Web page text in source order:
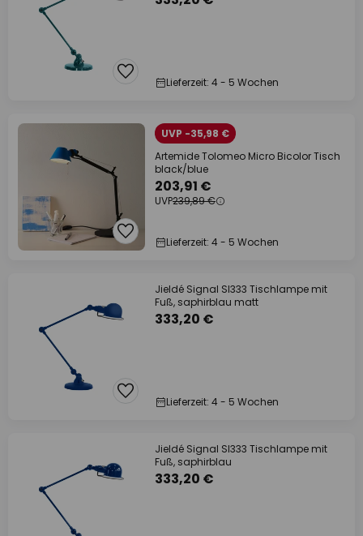
Lieferzeit: 4 - 5 Wochen
UVP -35,98 €
Artemide Tolomeo Micro Bicolor Tisch
black/blue
203,91 €
UVP239,89 €
Lieferzeit: 4 - 5 Wochen
Jieldé Signal SI333 Tischlampe mit
Fuß, saphirblau matt
333,20 €
Lieferzeit: 4 - 5 Wochen
Jieldé Signal SI333 Tischlampe mit
Fuß, saphirblau
333,20 €